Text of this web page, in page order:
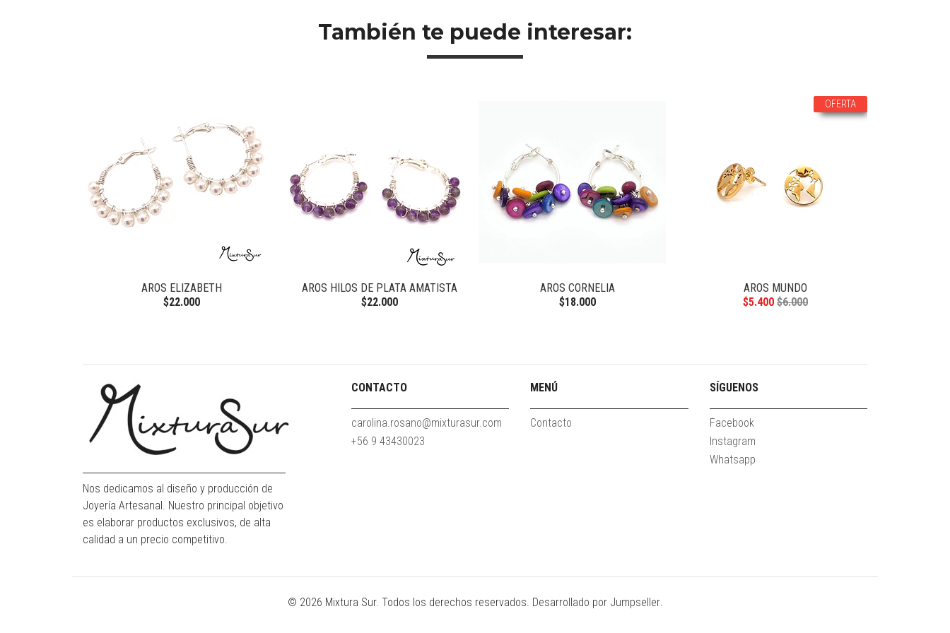
También te puede interesar:
AROS ELIZABETH
$22.000
AROS HILOS DE PLATA AMATISTA
$22.000
AROS CORNELIA
$18.000
OFERTA
AROS MUNDO
$5.400 $6.000
Nos dedicamos al diseño y producción de
Joyería Artesanal. Nuestro principal objetivo
es elaborar productos exclusivos, de alta
calidad a un precio competitivo.
CONTACTO
carolina.rosano@mixturasur.com
+56 9 43430023
MENÚ
Contacto
SÍGUENOS
Facebook
Instagram
Whatsapp
© 2026 Mixtura Sur. Todos los derechos reservados. Desarrollado por Jumpseller.